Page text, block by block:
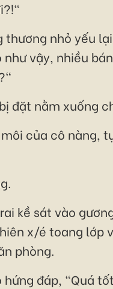
thương nhỏ yếu
vậy, nhiều
đặt nằm xuống
của cô nàng,
kề sát vào
x/é toang lớp
phòng.
đáp, "Quá